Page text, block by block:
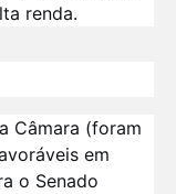
renda.
Câmara (foram
em
o Senado